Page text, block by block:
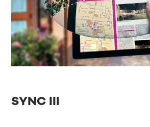
SYNC III